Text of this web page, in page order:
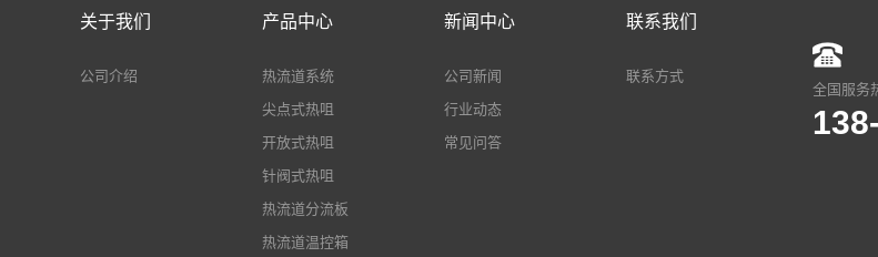
关于我们
公司介绍
产品中心
热流道系统
尖点式热咀
开放式热咀
针阀式热咀
热流道分流板
热流道温控箱
新闻中心
公司新闻
行业动态
常见问答
联系我们
联系方式
全国服务